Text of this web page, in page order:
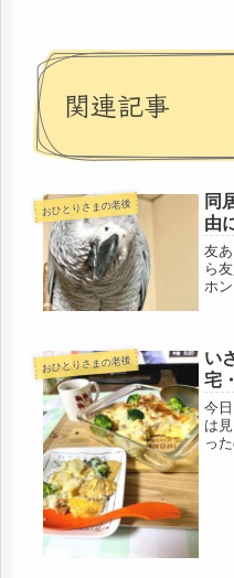
関連記事
おひとりさまの老後
同
由
友
ら
ホ
が
っ
おひとりさまの老後
い
宅
今
は
っ